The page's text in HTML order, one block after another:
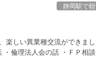
静岡駅で
楽しい異業種交流ができま
倫理法人会の話 ・ＦＰ相談